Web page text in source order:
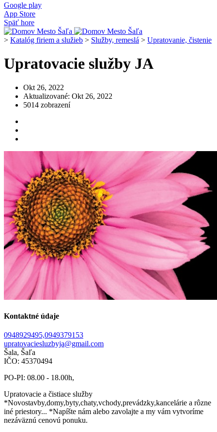
Google play
App Store
Späť hore
> Katalóg firiem a služieb > Služby, remeslá > Upratovanie, čistenie
Upratovacie služby JA
Okt 26, 2022
Aktualizované: Okt 26, 2022
5014 zobrazení
Kontaktné údaje
0948929495,0949379153
upratovaciesluzbyja@gmail.com
Šala, Šaľa
IČO: 45370494
PO-PI: 08.00 - 18.00h,
Upratovacie a čistiace služby
*Novostavby,domy,byty,chaty,vchody,prevádzky,kancelárie a rôzne
iné priestory... *Napíšte nám alebo zavolajte a my vám vytvoríme
nezáväznú cenovú ponuku.